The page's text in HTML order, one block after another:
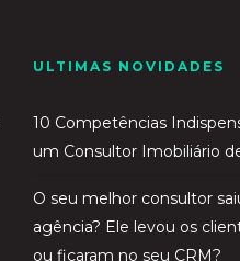
ULTIMAS NOVIDADES
10 Competências
um Consultor Imobiliário
O seu melhor consultor
agência? Ele levou os
ou ficaram no seu CRM?